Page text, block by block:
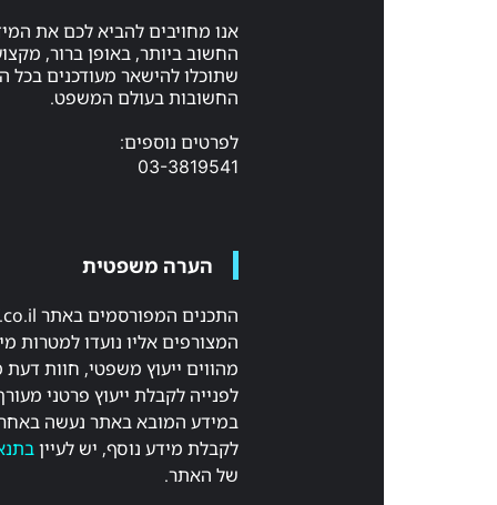
אנו מחויבים להביא לכם את
החשוב ביותר, באופן ברור,
שתוכלו להישאר מעודכנים בכל
החשובות בעולם המשפט.
לפרטים נוספים:
03-3819541
הערה משפטית
המצורפים אליו נועדו למטרות
מהווים ייעוץ משפטי, חוות
לפנייה לקבלת ייעוץ פרטני
במידע המובא באתר נעשה
לקבלת מידע נוסף, יש לעיין
של האתר.